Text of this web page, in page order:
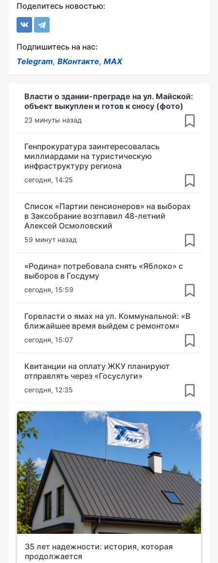
Поделитесь новостью:
Подпишитесь на нас:
Telegram, ВКонтакте, MAX
Власти о здании-преграде на ул. Майской:
объект выкуплен и готов к сносу (фото)
23 минуты назад
Генпрокуратура заинтересовалась
миллиардами на туристическую
инфраструктуру региона
сегодня, 14:25
Список «Партии пенсионеров» на выборах
в Заксобрание возглавил 48-летний
Алексей Осмоловский
59 минут назад
«Родина» потребовала снять «Яблоко» с
выборов в Госдуму
сегодня, 15:59
Горвласти о ямах на ул. Коммунальной: «В
ближайшее время выйдем с ремонтом»
сегодня, 15:07
Квитанции на оплату ЖКУ планируют
отправлять через «Госуслуги»
сегодня, 12:35
35 лет надежности: история, которая
продолжается